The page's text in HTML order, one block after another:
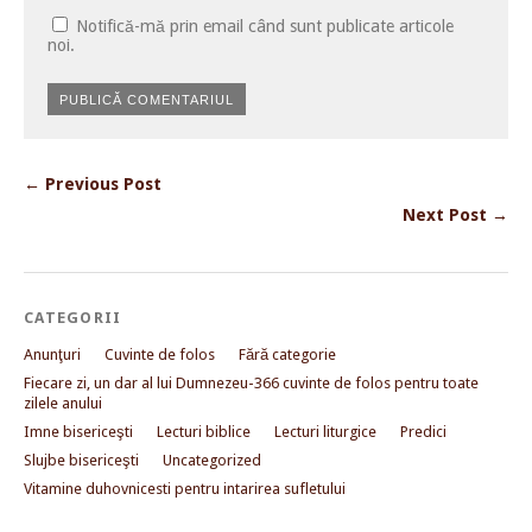
Notifică-mă prin email când sunt publicate articole
noi.
← Previous Post
Next Post →
CATEGORII
Anunţuri Cuvinte de folos
Fără categorie
Fiecare zi, un dar al lui Dumnezeu-366 cuvinte de folos pentru toate
zilele anului
Imne bisericeşti
Lecturi biblice Lecturi liturgice
Predici
Slujbe bisericeşti
Uncategorized
Vitamine duhovnicesti pentru intarirea sufletului